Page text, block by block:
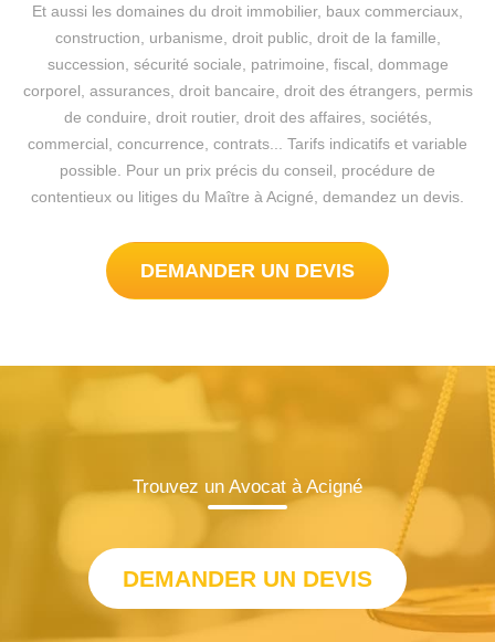
Et aussi les domaines du droit immobilier, baux commerciaux,
construction, urbanisme, droit public, droit de la famille,
succession, sécurité sociale, patrimoine, fiscal, dommage
corporel, assurances, droit bancaire, droit des étrangers, permis
de conduire, droit routier, droit des affaires, sociétés,
commercial, concurrence, contrats... Tarifs indicatifs et variable
possible. Pour un prix précis du conseil, procédure de
contentieux ou litiges du Maître à Acigné, demandez un devis.
DEMANDER UN DEVIS
Trouvez un Avocat à Acigné
DEMANDER UN DEVIS